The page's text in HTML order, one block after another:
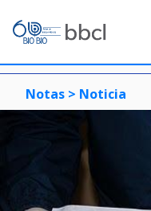
Notas > Noticia